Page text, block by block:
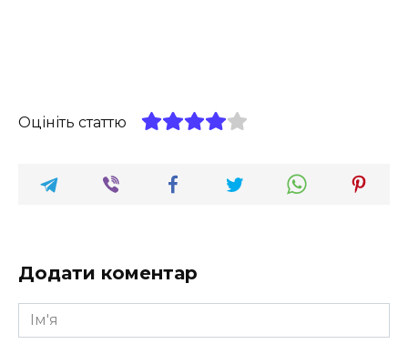
Оцініть статтю
Додати коментар
Ім'я
*